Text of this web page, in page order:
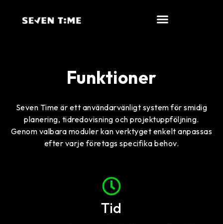
Funktioner
Seven Time är ett användarvänligt system för smidig
planering, tidredovisning och projektuppföljning.
Genom valbara moduler kan verktyget enkelt anpassas
efter varje företags specifika behov.
Tid